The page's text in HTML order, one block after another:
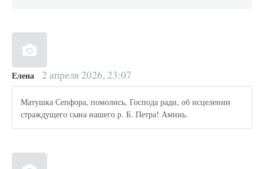
Елена 2 апреля 2026, 23:07
Матушка Сепфора, помолись, Господа ради, об исцелении
страждущего сына нашего р. Б. Петра! Аминь.